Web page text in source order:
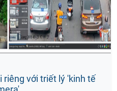
riêng với triết lý 'kinh tế